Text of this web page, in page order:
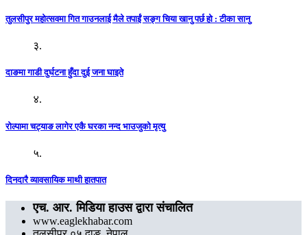
तुलसीपुर महोत्सवमा गित गाउनलाई मैले तपाईं सङ्ग चिया खानु पर्छ हो : टीका सानु
३.
दाङमा गाडी दुर्घटना हुँदा दुई जना घाइते
४.
रोल्पामा चट्याङ लागेर एकै घरका नन्द भाउजुको मृत्यु
५.
दिनदारै व्यावसायिक माथी हातपात
एच. आर. मिडिया हाउस द्वारा संचालित
www.eaglekhabar.com